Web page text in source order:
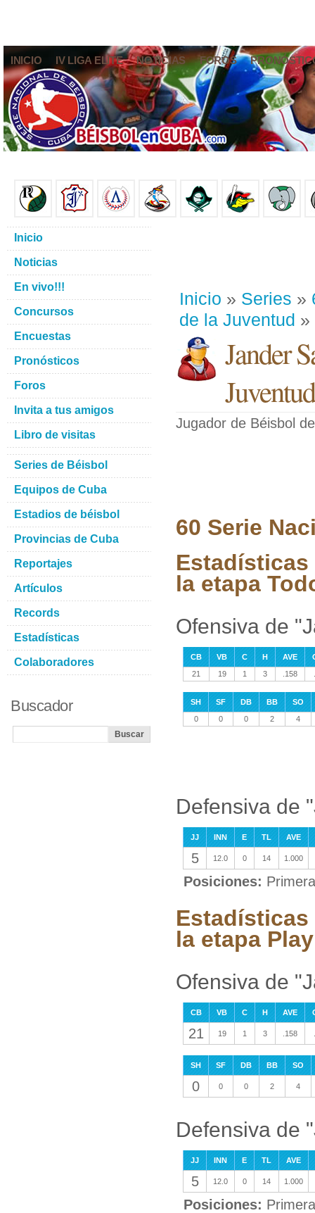
INICIO IV LIGA ELITE NOTICIAS FOROS
Inicio » Series »
de la Juventud »
Jander
Juventud
Jugador de Béisbol
60 Serie
Estadísticas
la etapa
Ofensiva de
CB VB C H AVE
21
19 1 3 .158
SH SF DB BB
SO
0
0 0 2 4
Defensiva de
JJ INN E TL AVE
5 12.0 0 14 1.000
Posiciones:
Estadísticas
la etapa
Ofensiva de
CB VB C H AVE
21 19 1 3 .158
SH SF DB BB SO
0 0 0 2 4
Defensiva de
JJ INN E TL AVE
5 12.0 0 14 1.000
Posiciones:
Inicio
Noticias
En vivo!!!
Concursos
Encuestas
Pronósticos
Foros
Invita a tus amigos
Libro de visitas
Series de Béisbol
Equipos de Cuba
Estadios de béisbol
Provincias de Cuba
Reportajes
Artículos
Records
Estadísticas
Colaboradores
Buscador